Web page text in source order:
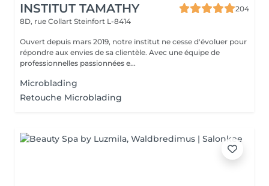
INSTITUT TAMATHY
204
8D, rue Collart Steinfort L-8414
Ouvert depuis mars 2019, notre institut ne cesse d'évoluer pour
répondre aux envies de sa clientèle. Avec une équipe de
professionnelles passionnées e...
Microblading
Retouche Microblading